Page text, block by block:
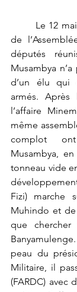
de
députés
Musambya
d’un élu qui
armés. Après
l’affaire
même
complot
Musambya,
tonneau vide
Fizi) marche
Muhindo et
que
peau du
Militaire, il
(FARDC) avec